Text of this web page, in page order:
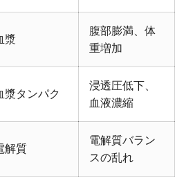
漿
腹部膨満、体
重増加
漿タンパク
浸透圧低下、
血液濃縮
解質
電解質バラン
スの乱れ